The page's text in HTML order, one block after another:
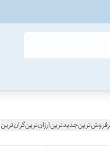
جدیدترینارزان‌ترینگران‌ترین